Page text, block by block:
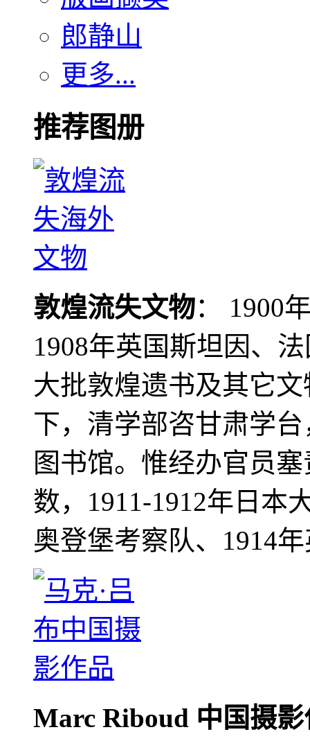
郎静山
更多...
推荐图册
敦煌流失文物： 1900
1908年英国斯坦因、
大批敦煌遗书及其它
下，清学部咨甘肃学
图书馆。惟经办官员
数，1911-1912年日本
奥登堡考察队、1914
Marc Riboud 中国摄